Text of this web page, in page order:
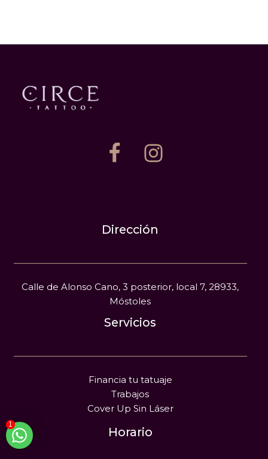
Dirección
Calle de Alonso Cano, 3 posterior, local 7, 28933,
Móstoles
Servicios
Financia tu tatuaje
Trabajos
Cover Up Sin Láser
Horario
1